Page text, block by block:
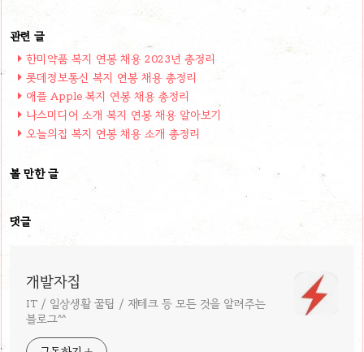
한미약품 복지 연봉 채용 2023년 총정리
롯데정보통신 복지 연봉 채용 총정리
애플 Apple 복지 연봉 채용 총정리
나스미디어 소개 복지 연봉 채용 알아보기
오늘의집 복지 연봉 채용 소개 총정리
볼 만한 글
댓글
개발자집
IT / 일상생활 꿀팁 / 재테크 등 모든 것을 알려주는
블로그^^